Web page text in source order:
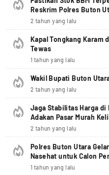
Reskrim Polres Buton
2 tahun yang lalu
Kapal Tongkang Karam
Tewas
1 tahun yang lalu
Wakil Bupati Buton
2 tahun yang lalu
Jaga Stabilitas Harga di
Adakan Pasar Murah
2 tahun yang lalu
Polres Buton Utara
Nasehat untuk Calon
1 tahun yang lalu